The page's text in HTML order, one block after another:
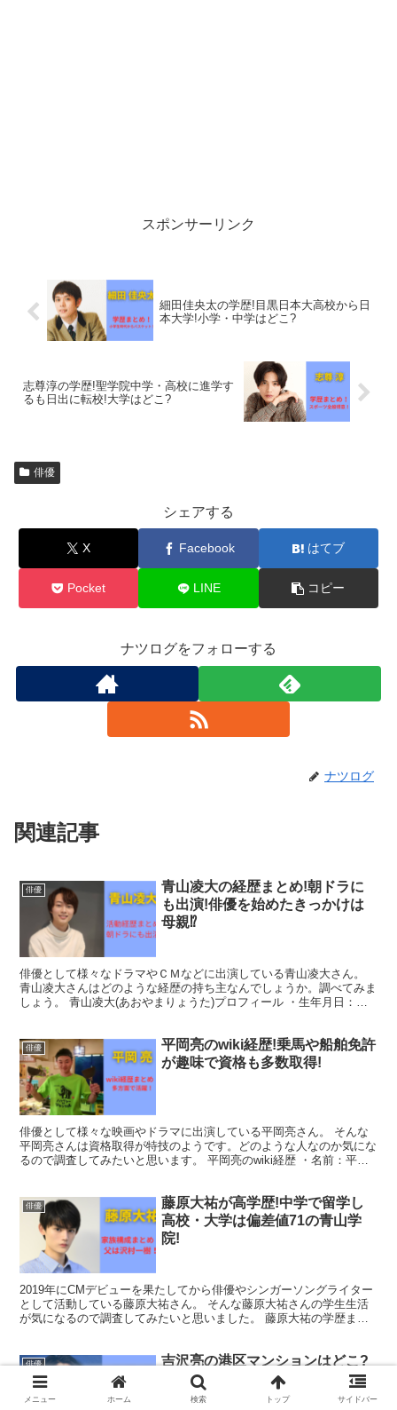
スポンサーリンク
細田佳央太の学歴!目黒日本大高校から日
本大学!小学・中学はどこ?
志尊淳の学歴!聖学院中学・高校に進学す
るも日出に転校!大学はどこ?
俳優
シェアする
X Facebook はてブ
Pocket LINE コピー
ナツログをフォローする
ナツログ
関連記事
俳優
青山凌大の経歴まとめ!朝ドラに
も出演!俳優を始めたきっかけは
母親⁉
俳優として様々なドラマやＣＭなどに出演している青山凌大さん。
青山凌大さんはどのような経歴の持ち主なんでしょうか。調べてみま
しょう。 青山凌大(あおやまりょうた)プロフィール ・生年月日：
俳優
平岡亮のwiki経歴!乗馬や船舶免許
が趣味で資格も多数取得!
俳優として様々な映画やドラマに出演している平岡亮さん。 そんな
平岡亮さんは資格取得が特技のようです。どのような人なのか気にな
るので調査してみたいと思います。 平岡亮のwiki経歴 ・名前：平岡
俳優
藤原大祐が高学歴!中学で留学し
高校・大学は偏差値71の青山学
院!
2019年にCMデビューを果たしてから俳優やシンガーソングライター
として活動している藤原大祐さん。 そんな藤原大祐さんの学生生活
が気になるので調査してみたいと思いました。 藤原大祐の学歴まと
俳優
吉沢亮の港区マンションはどこ?
家賃は?高級タワマンは玄関の鍵
をしない⁉
メニュー ホーム 検索 トップ サイドバー